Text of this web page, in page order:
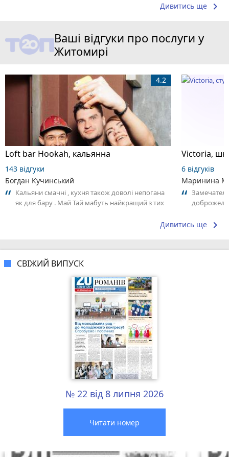
Дивитись ще keyboard_arrow_right
Ваші відгуки про послуги у
Житомирі
Loft bar Hookah, кальянна
4.2
143 відгуки
Богдан Кучинський
Кальяни смачні , кухня також доволі непогана
як для бару . Май Тай мабуть найкращий з тих
6 відгуків
Маринина
Дивитись ще keyboard_arrow_right
СВІЖИЙ ВИПУСК
№ 22 від 8 липня 2026
Читати номер